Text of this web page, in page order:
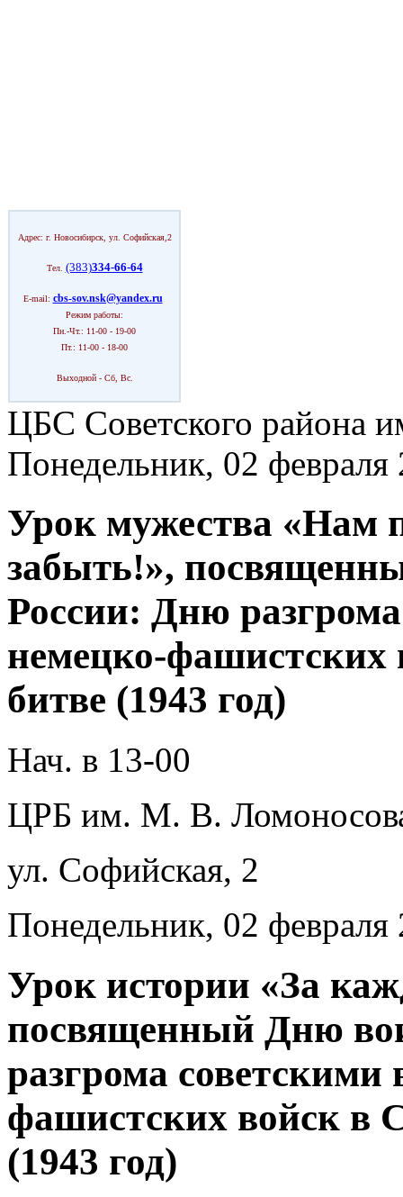
Адрес: г. Новосибирск, ул. Софийская,2
Тел. (383)334-66-64
E-mail: cbs-sov.nsk@yandex.ru
Режим работы:
Пн.-Чт.: 11-00 - 19-00
Пт.: 11-00 - 18-00
Выходной - Сб, Вс.
ЦБС Советского района
Понедельник, 02 февраля
Урок мужества «Нам
забыть!»,
России: Дню
немецко-фашистских
битве (1943 год)
Нач. в 13-00
ЦРБ им. М. В.
ул. Софийская, 2
Понедельник, 02 февраля
Урок истории «За
посвященный Дню
разгрома
фашистских войск в
(1943 год)